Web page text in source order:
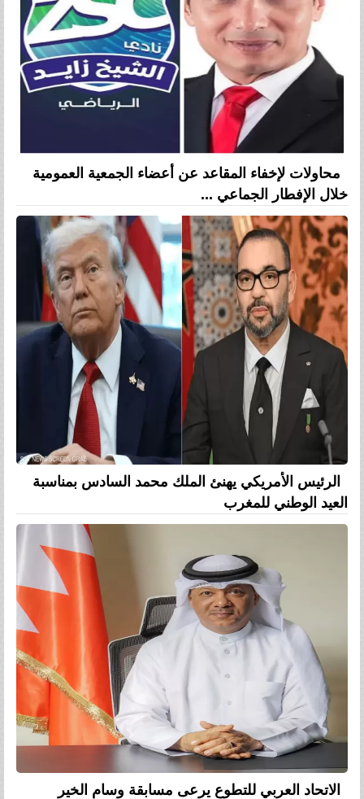
محاولات لإخفاء المقاعد عن أعضاء الجمعية العمومية
خلال الإفطار الجماعي ...
الرئيس الأمريكي يهنئ الملك محمد السادس بمناسبة
العيد الوطني للمغرب
الاتحاد العربي للتطوع يرعى مسابقة وسام الخير